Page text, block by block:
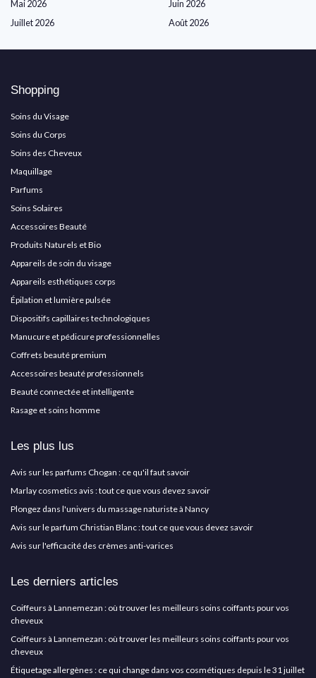
Mai 2026
Juin 2026
Juillet 2026
Août 2026
Shopping
Soins du Visage
Soins du Corps
Soins des Cheveux
Maquillage
Parfums
Soins Solaires
Accessoires Beauté
Produits Naturels et Bio
Appareils de soin du visage
Appareils esthétiques corps
Épilation et lumière pulsée
Dispositifs capillaires technologiques
Manucure et pédicure professionnelles
Coffrets beauté premium
Accessoires beauté professionnels
Beauté connectée et intelligente
Rasage et soins homme
Les plus lus
Avis sur les parfums Chogan : ce qu'il faut savoir
Marlay cosmetics avis : tout ce que vous devez savoir
Plongez dans l'univers du massage naturiste à Nancy
Avis sur le parfum Christian Blanc : tout ce que vous devez savoir
Avis sur l'efficacité des crèmes anti-varices
Les derniers articles
Coiffeurs à Lannemezan : où trouver les meilleurs soins coiffants pour vos
cheveux
Coiffeurs à Lannemezan : où trouver les meilleurs soins coiffants pour vos
cheveux
Étiquetage allergènes : ce qui change dans vos cosmétiques depuis le 31 juillet